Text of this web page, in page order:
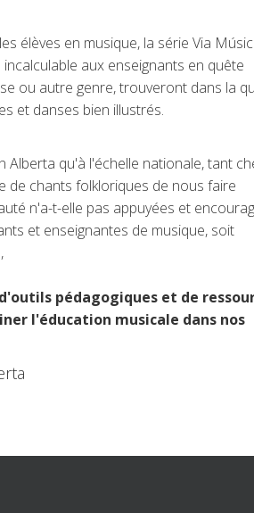
élèves en musique, la série Via
aux enseignants en quête
ou autre genre, trouveront dans la
et danses bien illustrés.
qu'à l'échelle nationale, tant
de chants folkloriques de nous faire
n'a-t-elle pas appuyées et
et enseignantes de musique, soit
pédagogiques et de
l'éducation musicale dans nos